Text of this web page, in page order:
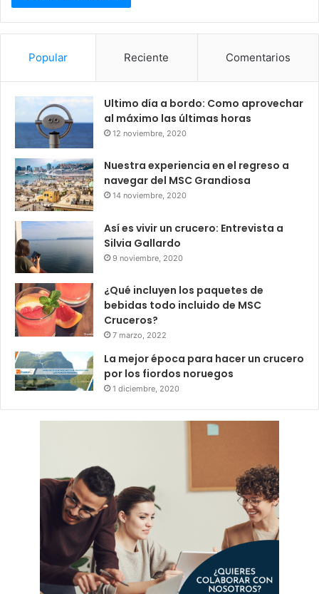
Popular Reciente Comentarios
Ultimo día a bordo: Como aprovechar
al máximo las últimas horas
12 noviembre, 2020
Nuestra experiencia en el regreso a
navegar del MSC Grandiosa
14 noviembre, 2020
Así es vivir un crucero: Entrevista a
Silvia Gallardo
9 noviembre, 2020
¿Qué incluyen los paquetes de
bebidas todo incluido de MSC
Cruceros?
7 marzo, 2022
La mejor época para hacer un crucero
por los fiordos noruegos
1 diciembre, 2020